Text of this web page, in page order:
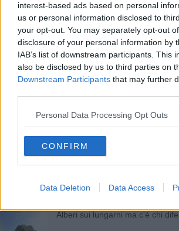
interest-based ads based on personal
us or personal information disclosed to
your opt-out. You may separately opt-out
disclosure of your personal information by
IAB’s list of downstream participants. This
also be disclosed by us to third parties on
Downstream Participants that may further
Personal Data Processing Opt Outs
CONFIRM
Data Deletion Data Access
​Crollano due platani e i rami
Alberi monumentali, in Toscana
Un nuovo tratto di pista ciclabile
Alberi monumentali, in Toscana
L'auto fa strike, giù gli alberi e un
Mille nuovi alberi in tre mesi
Ladri d'appartamento scatenati
Platani e bagolari fanno verdi le
Alberi sui lungarni ma c'è chi